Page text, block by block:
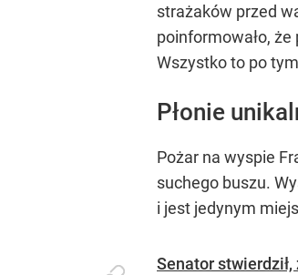
strażaków przed
poinformowało,
Wszystko to po
Płonie
Pożar na wyspie
suchego buszu.
i jest jedynym
Senator